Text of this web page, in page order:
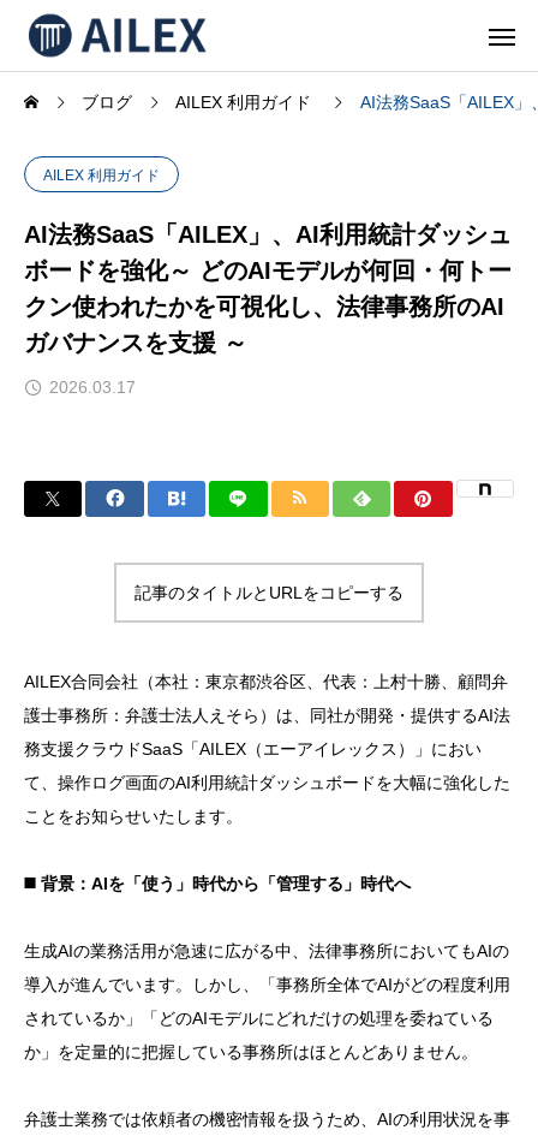
ブログ AILEX 利用ガイド AI法務SaaS「AILEX
AILEX 利用ガイド
AI法務SaaS「AILEX」、AI利用統計ダッシュ
ボードを強化～ どのAIモデルが何回・何トー
クン使われたかを可視化し、法律事務所のAI
ガバナンスを支援 ～
2026.03.17
記事のタイトルとURLをコピーする
AILEX合同会社（本社：東京都渋谷区、代表：上村十勝、顧問弁
護士事務所：弁護士法人えそら）は、同社が開発・提供するAI法
務支援クラウドSaaS「AILEX（エーアイレックス）」におい
て、操作ログ画面のAI利用統計ダッシュボードを大幅に強化した
ことをお知らせいたします。
◼️ 背景：AIを「使う」時代から「管理する」時代へ
生成AIの業務活用が急速に広がる中、法律事務所においてもAIの
導入が進んでいます。しかし、「事務所全体でAIがどの程度利用
されているか」「どのAIモデルにどれだけの処理を委ねている
か」を定量的に把握している事務所はほとんどありません。
弁護士業務では依頼者の機密情報を扱うため、AIの利用状況を事